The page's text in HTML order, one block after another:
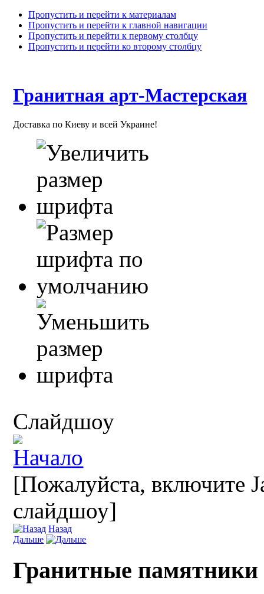
Пропустить и перейти к материалам
Пропустить и перейти к главной навигации
Пропустить и перейти к первому столбцу
Пропустить и перейти ко второму столбцу
Гранитная арт-Мастерская
Доставка по Киеву и всей Украине!
Слайдшоу
[Пожалуйста, включите
слайдшоу]
Назад
Дальше
Гранитные